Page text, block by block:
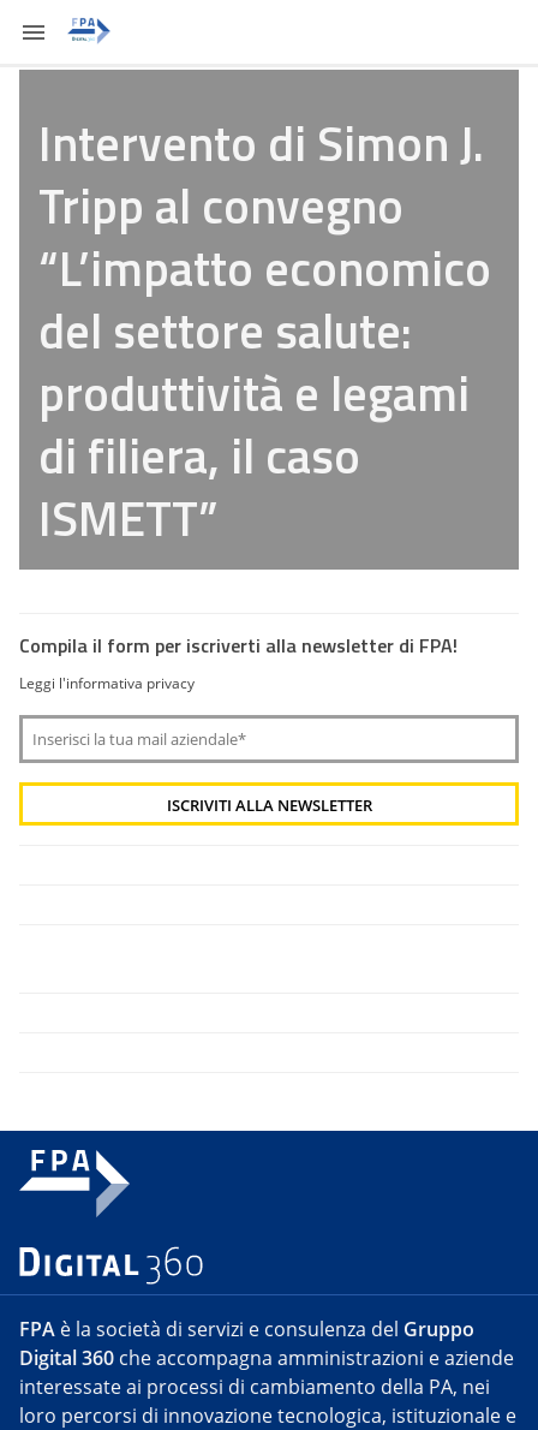
Intervento di Simon J.
Tripp al convegno
“L’impatto economico
del settore salute:
produttività e legami
di filiera, il caso
ISMETT”
Compila il form per iscriverti alla newsletter di FPA!
Leggi l'informativa privacy
FPA è la società di servizi e consulenza del Gruppo
Digital 360 che accompagna amministrazioni e aziende
interessate ai processi di cambiamento della PA, nei
loro percorsi di innovazione tecnologica, istituzionale e